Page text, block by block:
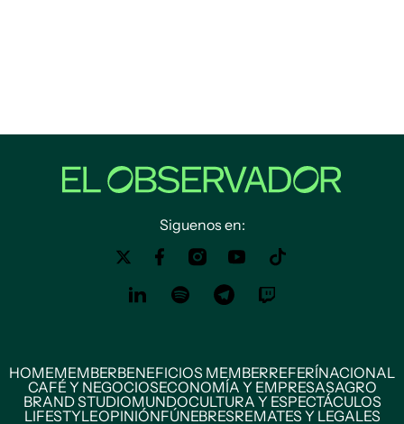
Siguenos en:
HOMEMEMBERBENEFICIOS MEMBERREFERÍNACIONAL
CAFÉ Y NEGOCIOSECONOMÍA Y EMPRESASAGRO
BRAND STUDIOMUNDOCULTURA Y ESPECTÁCULOS
LIFESTYLEOPINIÓNFÚNEBRESREMATES Y LEGALES